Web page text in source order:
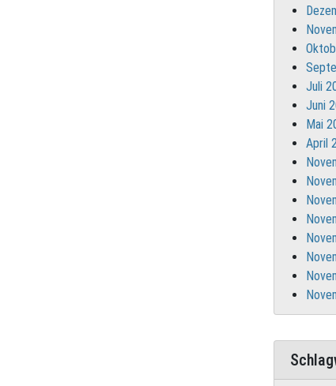
Juli
Juni
Mai
April